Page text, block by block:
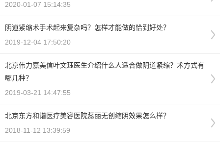
2020-01-07 15:14:35
阴道紧缩术手术起来复杂吗？怎样才能做的恰到好处？
2019-12-04 17:50:20
北京伟力嘉美信叶文珏医生介绍什么人适合做阴道紧缩？术方式有
哪几种？
2019-03-21 14:47:55
北京东方和谐医疗美容医院蕊丽无创缩阴效果怎么样？
2018-11-12 13:39:59